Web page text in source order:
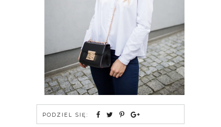
PODZIEL SIĘ: